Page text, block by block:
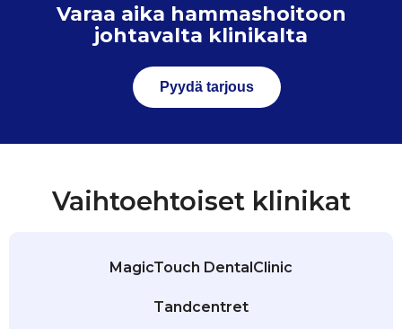
Varaa aika hammashoitoon
johtavalta klinikalta
Pyydä tarjous
Vaihtoehtoiset klinikat
MagicTouch DentalClinic
Tandcentret